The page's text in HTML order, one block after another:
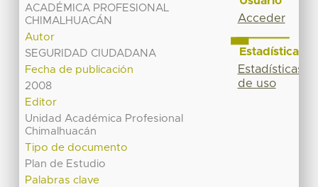
ACADÉMICA PROFESIONAL
CHIMALHUACÁN
Autor
SEGURIDAD CIUDADANA
Fecha de publicación
2008
Editor
Unidad Académica Profesional
Chimalhuacán
Tipo de documento
Plan de Estudio
Palabras clave
Acceder
Estadísticas
Estadísticas
de uso